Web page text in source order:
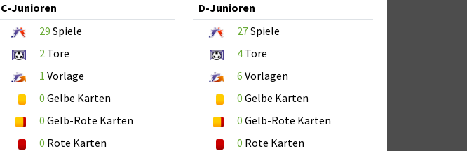
C-Junioren
29 Spiele
2 Tore
1 Vorlage
0 Gelbe Karten
0 Gelb-Rote Karten
0 Rote Karten
D-Junioren
27Spiele
4Tore
6 Vorlagen
0 Gelbe Karten
0 Gelb-Rote Karten
0 Rote Karten